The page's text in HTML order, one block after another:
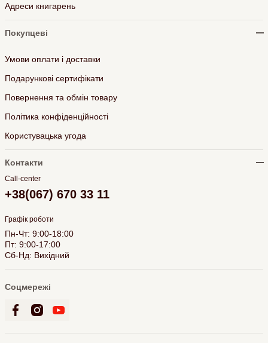
Адреси книгарень
Покупцеві
Умови оплати і доставки
Подарункові сертифікати
Повернення та обмін товару
Політика конфіденційності
Користувацька угода
Контакти
Call-center
+38(067) 670 33 11
Графік роботи
Пн-Чт: 9:00-18:00
Пт: 9:00-17:00
Сб-Нд: Вихідний
Соцмережі